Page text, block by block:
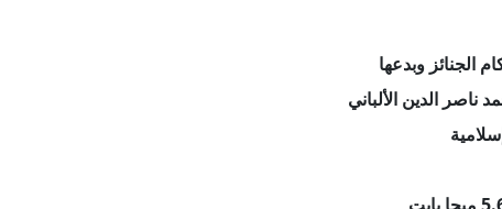
الجنائز وبدعها
ناصر الدين الألباني